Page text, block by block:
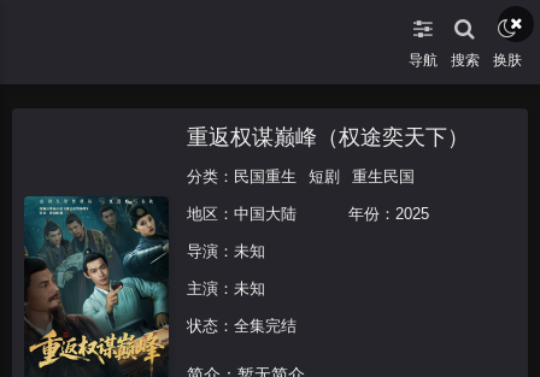
导航 搜索 换肤
重返权谋巅峰（权途奕天下）
分类： 民国重生 短剧 重生民国
地区： 中国大陆 年份： 2025
导演：未知
主演：未知
状态：全集完结